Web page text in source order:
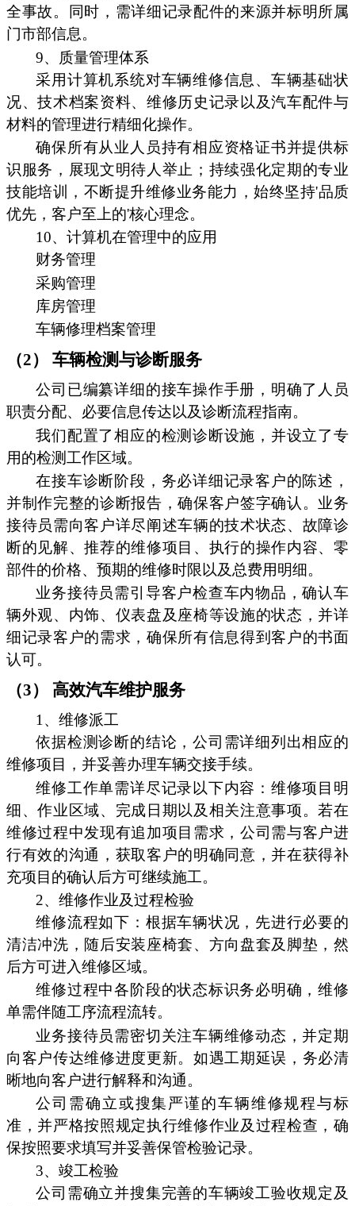
全事故。同时，需详细记录配件的来源并标明所属
门市部信息。
9、质量管理体系
采用计算机系统对车辆维修信息、车辆基础状
况、技术档案资料、维修历史记录以及汽车配件与
材料的管理进行精细化操作。
确保所有从业人员持有相应资格证书并提供标
识服务，展现文明待人举止；持续强化定期的专业
技能培训，不断提升维修业务能力，始终坚持'品质
优先，客户至上的'核心理念。
10、计算机在管理中的应用
财务管理
采购管理
库房管理
车辆修理档案管理
（2） 车辆检测与诊断服务
公司已编纂详细的接车操作手册，明确了人员
职责分配、必要信息传达以及诊断流程指南。
我们配置了相应的检测诊断设施，并设立了专
用的检测工作区域。
在接车诊断阶段，务必详细记录客户的陈述，
并制作完整的诊断报告，确保客户签字确认。业务
接待员需向客户详尽阐述车辆的技术状态、故障诊
断的见解、推荐的维修项目、执行的操作内容、零
部件的价格、预期的维修时限以及总费用明细。
业务接待员需引导客户检查车内物品，确认车
辆外观、内饰、仪表盘及座椅等设施的状态，并详
细记录客户的需求，确保所有信息得到客户的书面
认可。
（3） 高效汽车维护服务
1、维修派工
依据检测诊断的结论，公司需详细列出相应的
维修项目，并妥善办理车辆交接手续。
维修工作单需详尽记录以下内容：维修项目明
细、作业区域、完成日期以及相关注意事项。若在
维修过程中发现有追加项目需求，公司需与客户进
行有效的沟通，获取客户的明确同意，并在获得补
充项目的确认后方可继续施工。
2、维修作业及过程检验
维修流程如下：根据车辆状况，先进行必要的
清洁冲洗，随后安装座椅套、方向盘套及脚垫，然
后方可进入维修区域。
维修过程中各阶段的状态标识务必明确，维修
单需伴随工序流程流转。
业务接待员需密切关注车辆维修动态，并定期
向客户传达维修进度更新。如遇工期延误，务必清
晰地向客户进行解释和沟通。
公司需确立或搜集严谨的车辆维修规程与标
准，并严格按照规定执行维修作业及过程检查，确
保按照要求填写并妥善保管检验记录。
3、竣工检验
公司需确立并搜集完善的车辆竣工验收规定及